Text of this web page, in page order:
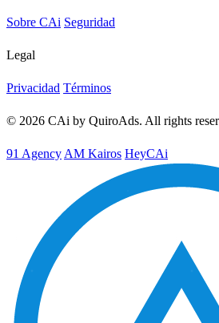
Sobre CAi Seguridad
Legal
Privacidad Términos
© 2026 CAi by QuiroAds. All rights
91 AgencyAM Kairos HeyCAi